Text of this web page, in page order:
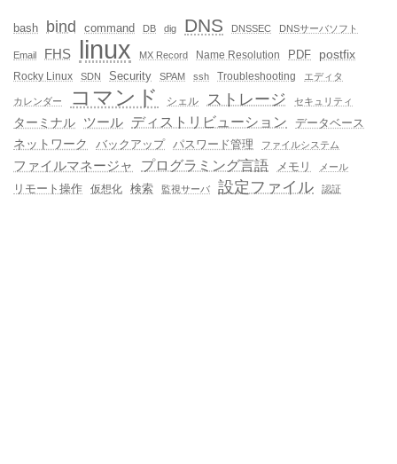
bash bind command DB dig DNS DNSSEC DNSサーバソフト
Email FHS linux MX Record Name Resolution PDF postfix
Rocky Linux SDN Security SPAM ssh Troubleshooting エディタ
カレンダー コマンド シェル ストレージ セキュリティ
ターミナル ツール ディストリビューション データベース
ネットワーク バックアップ パスワード管理 ファイルシステム
ファイルマネージャ プログラミング言語 メモリ メール
リモート操作 仮想化 検索 監視サーバ 設定ファイル 認証